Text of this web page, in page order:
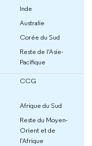
Inde
Australie
Corée du Sud
Reste de l'Asie-
Pacifique
CCG
Afrique du Sud
Reste du Moyen-
Orient et de
l'Afrique